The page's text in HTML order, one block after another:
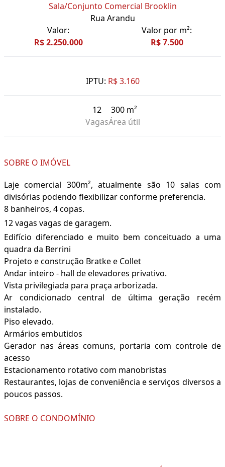
Sala/Conjunto Comercial Brooklin
Rua Arandu
Valor:
R$ 2.250.000
Valor por m²:
R$ 7.500
IPTU: R$ 3.160
12
Vagas
300 m²
Área útil
SOBRE O IMÓVEL
Laje comercial 300m², atualmente são 10 salas com
divisórias podendo flexibilizar conforme preferencia.
8 banheiros, 4 copas.
12 vagas vagas de garagem.
Edifício diferenciado e muito bem conceituado a uma
quadra da Berrini
Projeto e construção Bratke e Collet
Andar inteiro - hall de elevadores privativo.
Vista privilegiada para praça arborizada.
Ar condicionado central de última geração recém
instalado.
Piso elevado.
Armários embutidos
Gerador nas áreas comuns, portaria com controle de
acesso
Estacionamento rotativo com manobristas
Restaurantes, lojas de conveniência e serviços diversos a
poucos passos.
SOBRE O CONDOMÍNIO